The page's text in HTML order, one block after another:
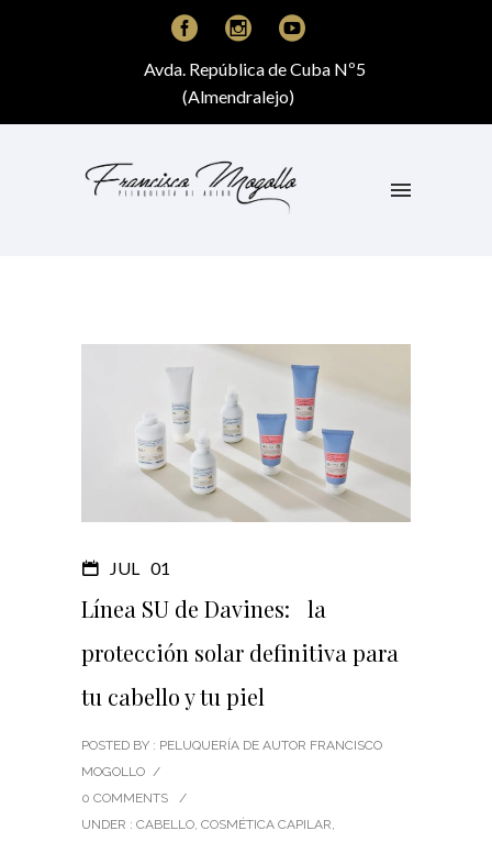
Avda. República de Cuba Nº5
(Almendralejo)
JUL 01
Línea SU de Davines: la
protección solar definitiva para
tu cabello y tu piel
POSTED BY : PELUQUERÍA DE AUTOR FRANCISCO
MOGOLLO /
0 COMMENTS
/
UNDER : CABELLO, COSMÉTICA CAPILAR,